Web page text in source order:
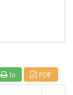
In PDF